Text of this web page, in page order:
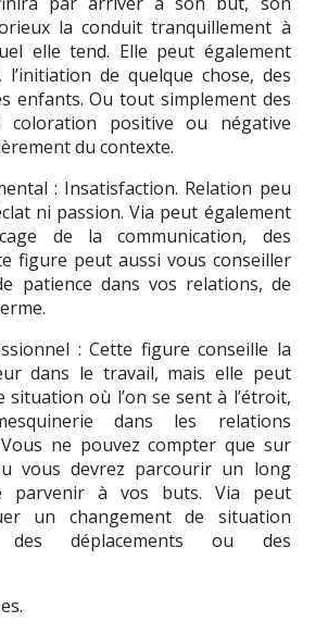
la conduit tranquillement à
elle tend. Elle peut également
de quelque chose, des
enfants. Ou tout simplement des
coloration positive ou négative
du contexte.
: Insatisfaction. Relation peu
ni passion. Via peut également
de la communication, des
figure peut aussi vous conseiller
patience dans vos relations, de
: Cette figure conseille la
dans le travail, mais elle peut
situation où l’on se sent à l’étroit,
dans les relations
ne pouvez compter que sur
vous devrez parcourir un long
parvenir à vos buts. Via peut
un changement de situation
des déplacements ou des